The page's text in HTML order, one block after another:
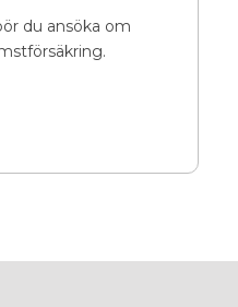
du ansöka om